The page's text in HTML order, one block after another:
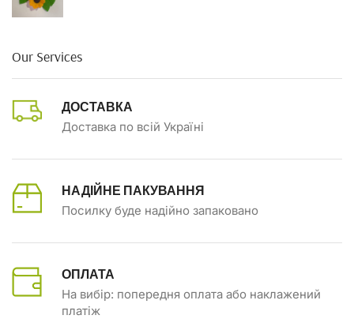
Our Services
ДОСТАВКА
Доставка по всій Україні
НАДІЙНЕ ПАКУВАННЯ
Посилку буде надійно запаковано
ОПЛАТА
На вибір: попередня оплата або наклажений
платіж